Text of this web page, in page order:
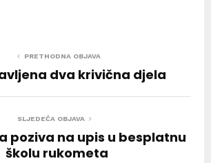
PRETHODNA OBJAVA
dva krivična djela
SLJEDEĆA OBJAVA
poziva na upis u besplatnu
školu rukometa